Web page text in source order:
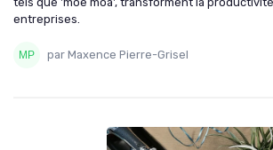
entreprises.
par Maxence Pierre-Grisel